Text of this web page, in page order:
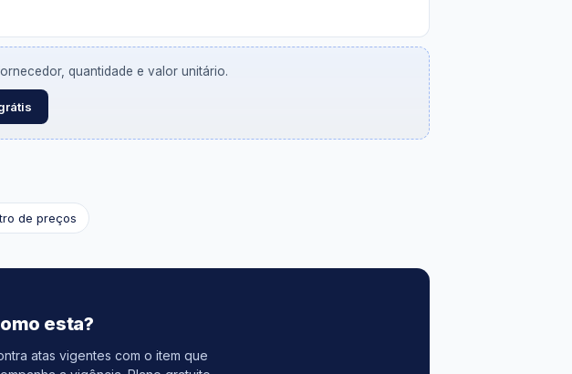
quantidade e valor unitário.
de preços
esta?
atas vigentes com o item que